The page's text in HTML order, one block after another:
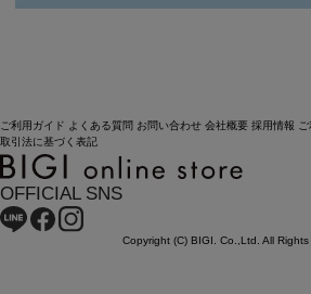
ご利用ガイド よくある質問 お問い合わせ 会社概要 採用情報
取引法に基づく表記
OFFICIAL SNS
Copyright (C) BIGI. Co.,Ltd. All Rights